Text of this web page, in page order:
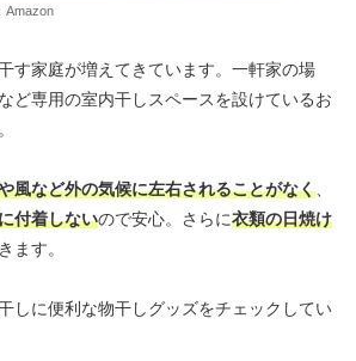
Amazon
す家庭が増えてきています。一軒家の場
ど専用の室内干しスペースを設けているお
風など外の気候に左右されることがなく
付着しないので安心。さらに衣類の日焼け
ます。
しに便利な物干しグッズをチェックしてい